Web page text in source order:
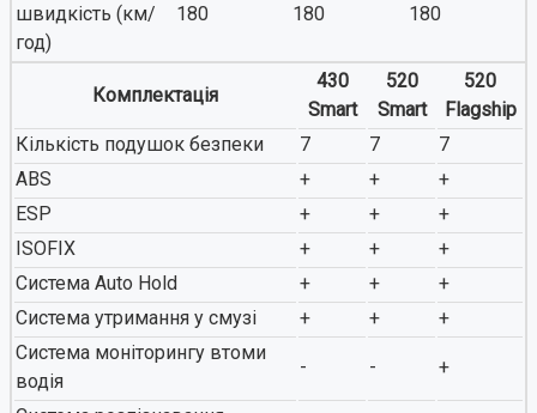
швидкість (км/
год)
180 180 180
Комплектація
430
Smart
520
Smart
520
Flagship
Кількість подушок безпеки
7 7
7
ABS
+ +
+
ESP
+ +
+
ISOFIX
+ +
+
Система Auto Hold
+ +
+
Система утримання у смузі
+ +
+
Система моніторингу втоми
водія
- - +